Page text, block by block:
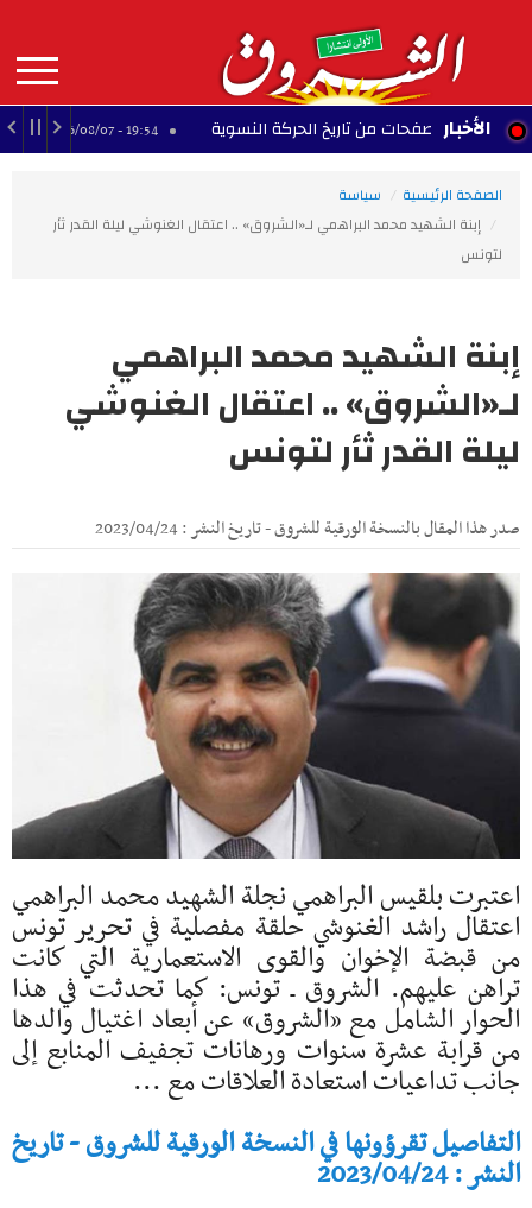
contenu
principal
MAIN
NAVIGATION الأخبار
صفحات من تاريخ الحركة النسوية 19:54 - 2026/08/07
الصفحة الرئيسية
سياسة
إبنة الشهيد محمد البراهمي لـ«الشروق» .. اعتقال الغنوشي ليلة القدر ثأر
لتونس
إبنة الشهيد محمد البراهمي
لـ«الشروق» .. اعتقال الغنوشي
ليلة القدر ثأر لتونس
صدر هذا المقال بالنسخة الورقية للشروق - تاريخ النشر : 2023/04/24
اعتبرت بلقيس البراهمي نجلة الشهيد محمد البراهمي
اعتقال راشد الغنوشي حلقة مفصلية في تحرير تونس
من قبضة الإخوان والقوى الاستعمارية التي كانت
تراهن عليهم. الشروق ـ تونس: كما تحدثت في هذا
الحوار الشامل مع «الشروق» عن أبعاد اغتيال والدها
من قرابة عشرة سنوات ورهانات تجفيف المنابع إلى
جانب تداعيات استعادة العلاقات مع ...
التفاصيل تقرؤونها في النسخة الورقية للشروق - تاريخ
النشر : 2023/04/24